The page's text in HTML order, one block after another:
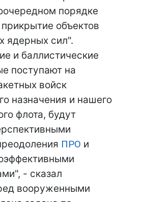
порядке
объектов
ядерных сил".
и баллистические
поступают на
войск
назначения и нашего
флота, будут
ПРО и
- сказал
вооруженными